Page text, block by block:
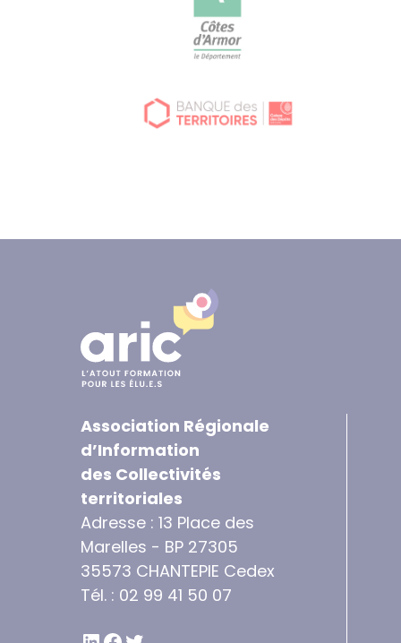
Association Régionale
d’Information
des Collectivités
territoriales
Adresse : 13 Place des
Marelles - BP 27305
35573 CHANTEPIE Cedex
Tél. : 02 99 41 50 07